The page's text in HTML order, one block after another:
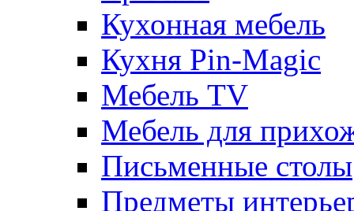
Кухонная мебель
Кухня Pin-Magic
Мебель TV
Мебель для
Письменные столы
Предметы